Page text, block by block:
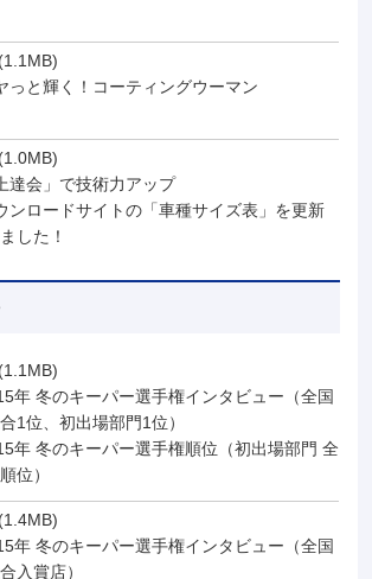
(1.1MB)
っと輝く！コーティングウーマン
(1.0MB)
達会」で技術力アップ
ンロードサイトの「車種サイズ表」を更新
した！
(1.1MB)
年 冬のキーパー選手権インタビュー（全国
1位、初出場部門1位）
年 冬のキーパー選手権順位（初出場部門 全
位）
(1.4MB)
年 冬のキーパー選手権インタビュー（全国
入賞店）